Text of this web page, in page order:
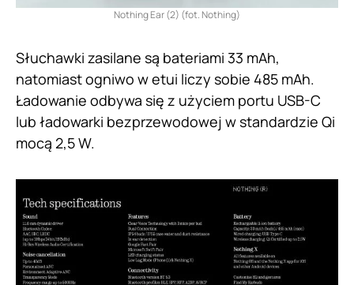
Nothing Ear (2) (fot. Nothing)
Słuchawki zasilane są bateriami 33 mAh,
natomiast ogniwo w etui liczy sobie 485 mAh.
Ładowanie odbywa się z użyciem portu USB-C
lub ładowarki bezprzewodowej w standardzie Qi
mocą 2,5 W.